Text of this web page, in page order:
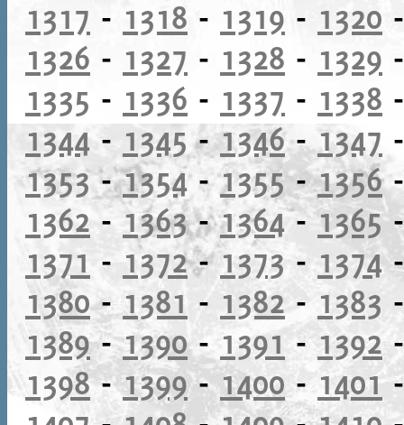
1317 - 1318 - 1319 - 1320
1326 - 1327 - 1328 - 1329
1335 - 1336 - 1337 - 1338
1344 - 1345 -1346-1347
1353-1354-1355-1356
1362 - 1363-1364-1365
1371 - 1372-1373- 1374
1380- 1381 - 1382 - 1383
1389-1390-1391 -1392
1398-1399-1400 -1401